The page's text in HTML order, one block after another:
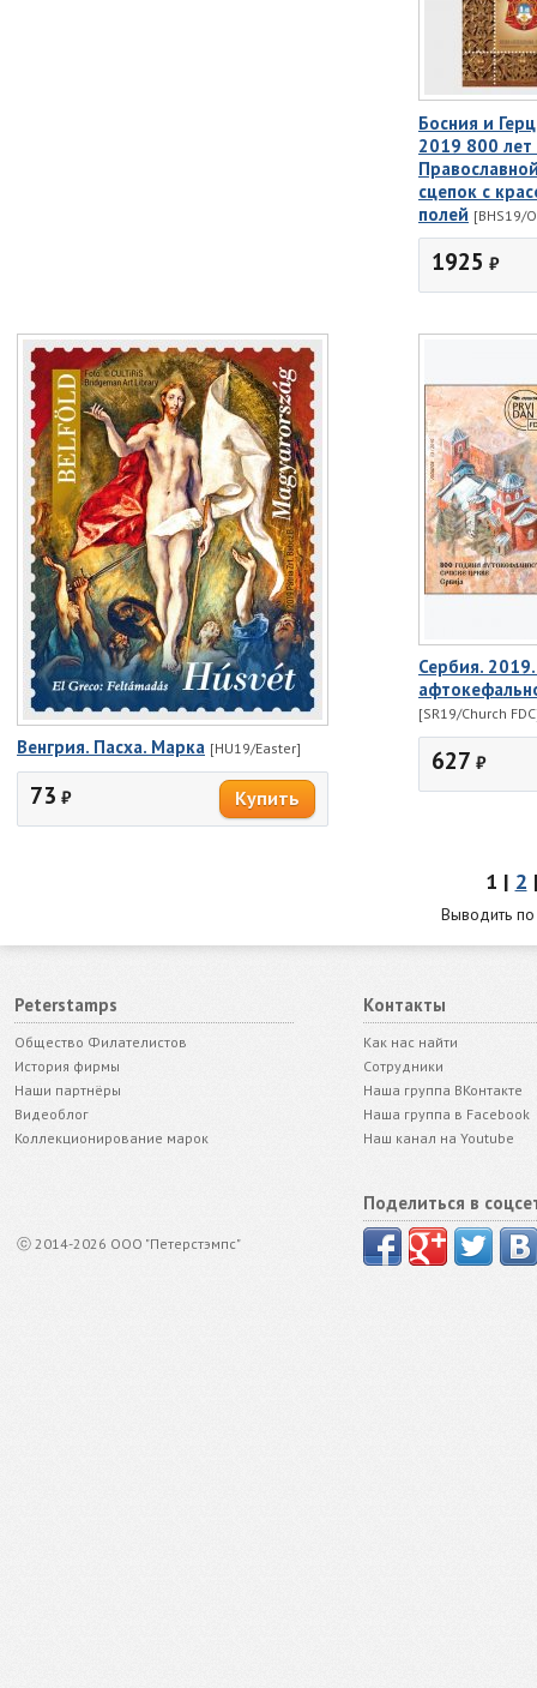
Босния и
2019 800 лет
сцепок с
полей [BHS19/
1925 ₽
Венгрия. Пасха. Марка [HU19/Easter]
73 ₽
Сербия.
[SR19/Church
627 ₽
1 | 2
Выводить
Peterstamps
Общество Филателистов
История фирмы
Наши партнёры
Видеоблог
Коллекционирование марок
ⓒ 2014-2026 ООО "Петерстэмпс"
Контакты
Как нас найти
Сотрудники
Наша группа ВКонтакте
Наша группа в Facebook
Наш канал на Youtube
Поделиться в